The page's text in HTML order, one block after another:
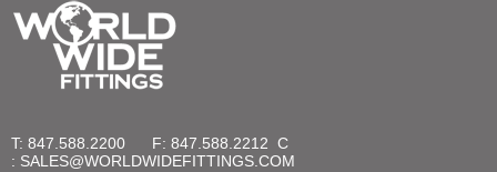
T: 847.588.2200 F: 847.588.2212 C
: SALES@WORLDWIDEFITTINGS.COM